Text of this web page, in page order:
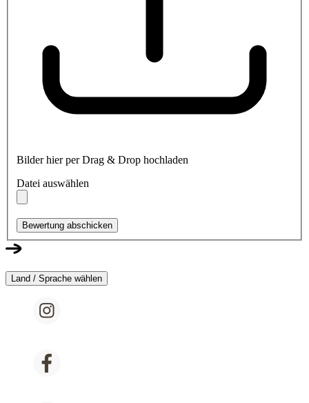
Bilder hier per Drag & Drop hochladen
Datei auswählen
Bewertung abschicken
Land / Sprache wählen